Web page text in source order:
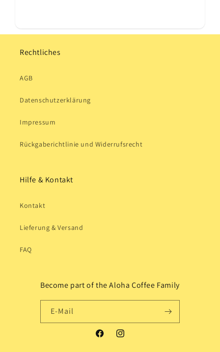
Rechtliches
AGB
Datenschutzerklärung
Impressum
Rückgaberichtlinie und Widerrufsrecht
Hilfe & Kontakt
Kontakt
Lieferung & Versand
FAQ
Become part of the Aloha Coffee Family
E-Mail
FacebookInstagram